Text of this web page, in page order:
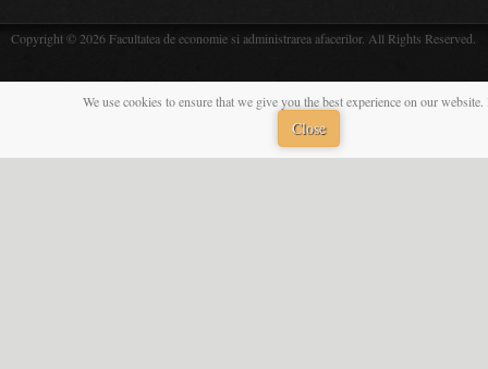
Copyright © 2026 Facultatea de economie si administrarea afacerilor. All Rights Reserved.
We use cookies to ensure that we give you the best experience on our
Close